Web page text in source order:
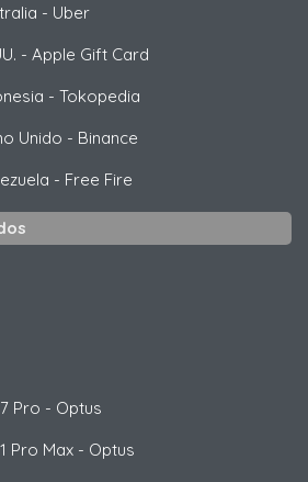
- Uber
- Apple Gift Card
- Tokopedia
Unido - Binance
- Free Fire
Pro - Optus
Pro Max - Optus